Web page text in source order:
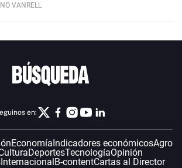
VANRELL
en:
EconomíaIndicadores económicosAgro
DeportesTecnologíaOpinión
InternacionalB-contentCartas al Director